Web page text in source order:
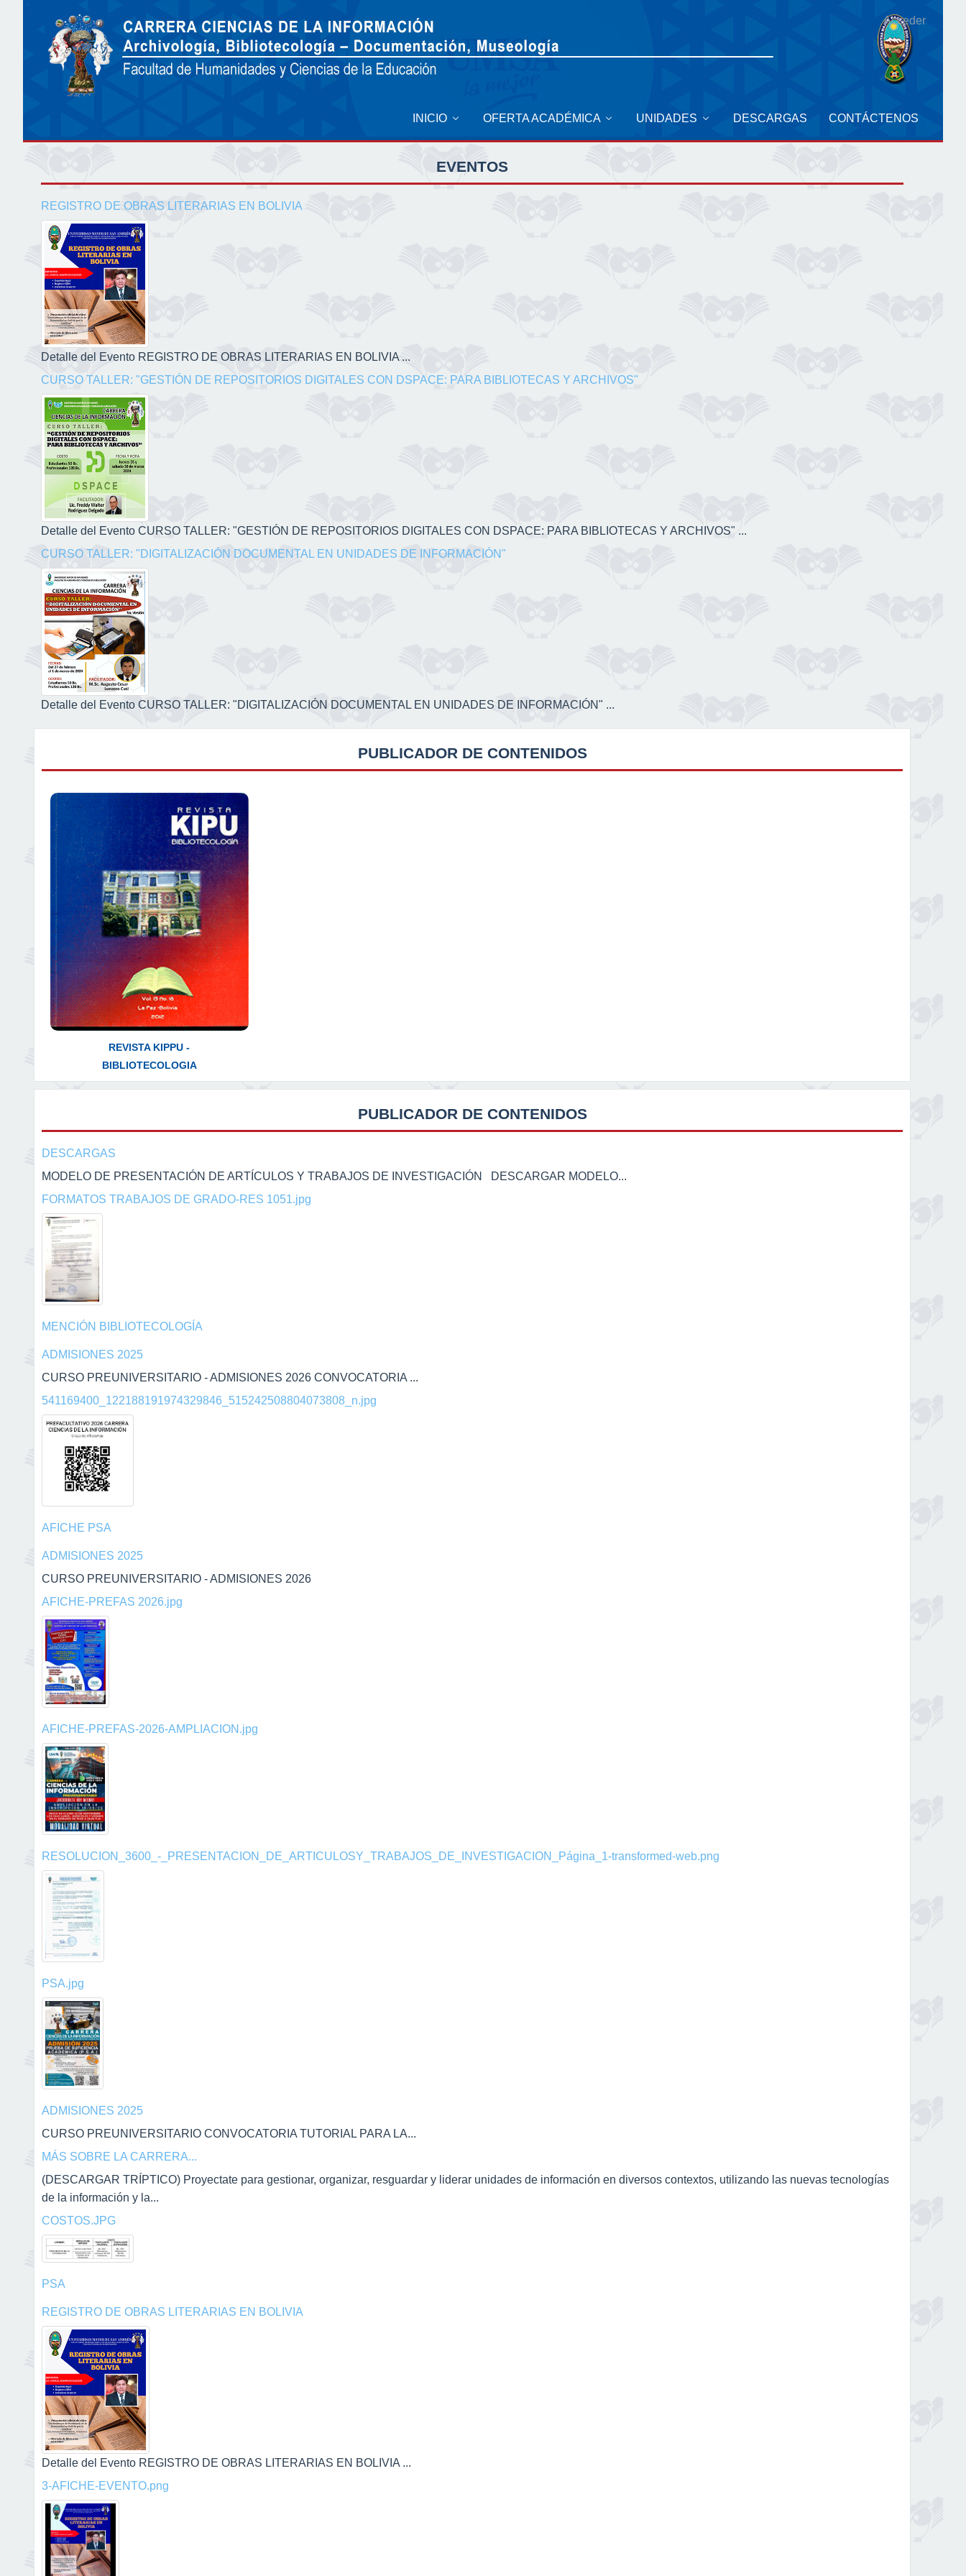
Acceder
INICIO OFERTA ACADÉMICA UNIDADES DESCARGAS CONTÁCTENOS
EVENTOS
REGISTRO DE OBRAS LITERARIAS EN BOLIVIA
Detalle del Evento REGISTRO DE OBRAS LITERARIAS EN BOLIVIA ...
CURSO TALLER: "GESTIÓN DE REPOSITORIOS DIGITALES CON DSPACE: PARA BIBLIOTECAS Y ARCHIVOS"
Detalle del Evento CURSO TALLER: "GESTIÓN DE REPOSITORIOS DIGITALES CON DSPACE: PARA BIBLIOTECAS Y ARCHIVOS" ...
CURSO TALLER: "DIGITALIZACIÓN DOCUMENTAL EN UNIDADES DE INFORMACIÓN"
Detalle del Evento CURSO TALLER: "DIGITALIZACIÓN DOCUMENTAL EN UNIDADES DE INFORMACIÓN" ...
PUBLICADOR DE CONTENIDOS
REVISTA KIPPU -
BIBLIOTECOLOGIA
PUBLICADOR DE CONTENIDOS
DESCARGAS
MODELO DE PRESENTACIÓN DE ARTÍCULOS Y TRABAJOS DE INVESTIGACIÓN DESCARGAR MODELO...
FORMATOS TRABAJOS DE GRADO-RES 1051.jpg
MENCIÓN BIBLIOTECOLOGÍA
ADMISIONES 2025
CURSO PREUNIVERSITARIO - ADMISIONES 2026 CONVOCATORIA ...
541169400_122188191974329846_515242508804073808_n.jpg
AFICHE PSA
ADMISIONES 2025
CURSO PREUNIVERSITARIO - ADMISIONES 2026
AFICHE-PREFAS 2026.jpg
AFICHE-PREFAS-2026-AMPLIACION.jpg
RESOLUCION_3600_-_PRESENTACION_DE_ARTICULOSY_TRABAJOS_DE_INVESTIGACION_Página_1-transformed-web.png
PSA.jpg
ADMISIONES 2025
CURSO PREUNIVERSITARIO CONVOCATORIA TUTORIAL PARA LA...
MÁS SOBRE LA CARRERA...
(DESCARGAR TRÍPTICO) Proyectate para gestionar, organizar, resguardar y liderar unidades de información en diversos contextos, utilizando las nuevas tecnologías
de la información y la...
COSTOS.JPG
PSA
REGISTRO DE OBRAS LITERARIAS EN BOLIVIA
Detalle del Evento REGISTRO DE OBRAS LITERARIAS EN BOLIVIA ...
3-AFICHE-EVENTO.png